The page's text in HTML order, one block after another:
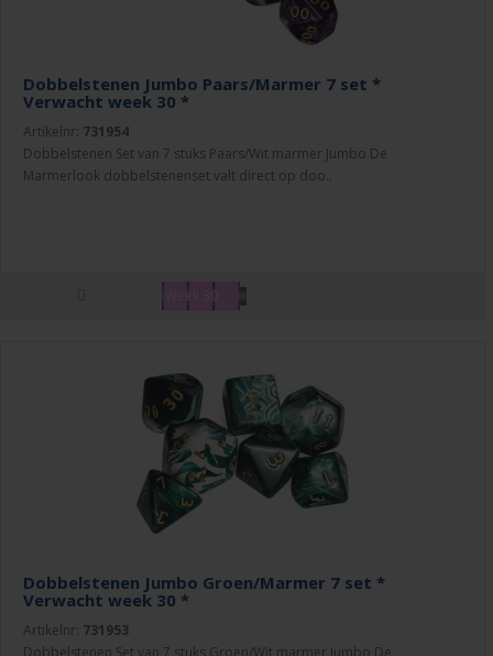
Dobbelstenen Jumbo Paars/Marmer 7 set *
Verwacht week 30 *
Artikelnr: 731954
Dobbelstenen Set van 7 stuks Paars/Wit marmer Jumbo De
Marmerlook dobbelstenenset valt direct op doo..
Week 30
Dobbelstenen Jumbo Groen/Marmer 7 set *
Verwacht week 30 *
Artikelnr: 731953
Dobbelstenen Set van 7 stuks Groen/Wit marmer Jumbo De